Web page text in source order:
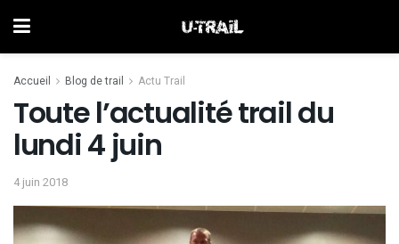
Accueil Blog de trail Actu Trail
Toute l’actualité trail du
lundi 4 juin
4 juin 2018